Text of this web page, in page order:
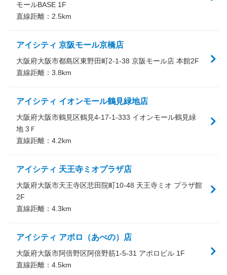
モールBASE 1F
直線距離： 2.5km
アイシティ 京阪モール京橋店
大阪府大阪市都島区東野田町2-1-38 京阪モール店 本館2F
直線距離： 3.8km
アイシティ イオンモール鶴見緑地店
大阪府大阪市鶴見区鶴見4-17-1-333 イオンモール鶴見緑
地 3Ｆ
直線距離： 4.2km
アイシティ 天王寺ミオプラザ店
大阪府大阪市天王寺区悲田院町10-48 天王寺ミオ プラザ館
2F
直線距離： 4.3km
アイシティ アポロ（あべの）店
大阪府大阪市阿倍野区阿倍野筋1-5-31 アポロビル 1F
直線距離： 4.5km